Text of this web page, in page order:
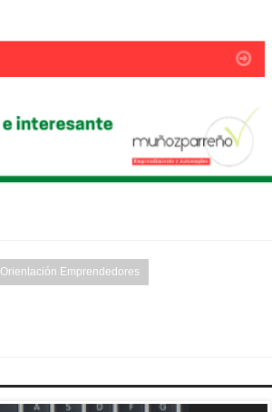
Orientación Emprendedores